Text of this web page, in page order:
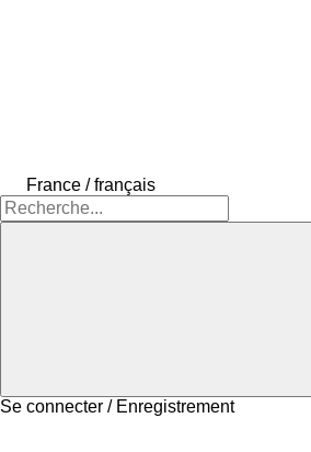
France / français
Se connecter / Enregistrement